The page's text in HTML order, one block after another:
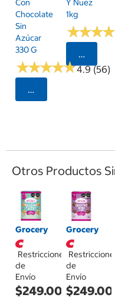
Con
Chocolate
Sin
Azúcar
330 G
★★★★★
★★★★★4.9 (56)
Seleccionar Código
Y Nuez
1kg
★★★
★★★
Otros Productos
Grocery
Restricciones
de
Envío
$249.00
Grocery
Restricciones
de
Envío
$249.00